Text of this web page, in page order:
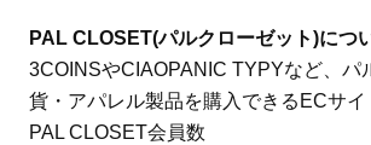
PAL CLOSET(パルクローゼット)につ
3COINSやCIAOPANIC TYPYなど、パ
貨・アパレル製品を購入できるECサイ
PAL CLOSET会員数